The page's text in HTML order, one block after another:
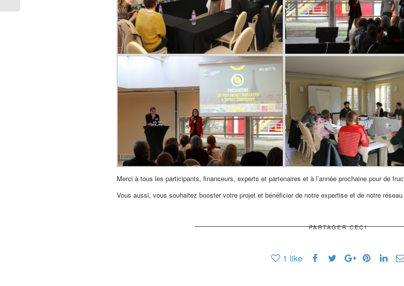
Merci à tous les participants, financeurs, experts et partenaires et à l’année prochaine pour de
Vous aussi, vous souhaitez booster votre projet et bénéficier de notre expertise et de notre
PARTAGER CECI
1 like